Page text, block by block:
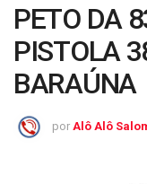
PETO DA
PISTOLA
BARAÚNA
por Alô Alô